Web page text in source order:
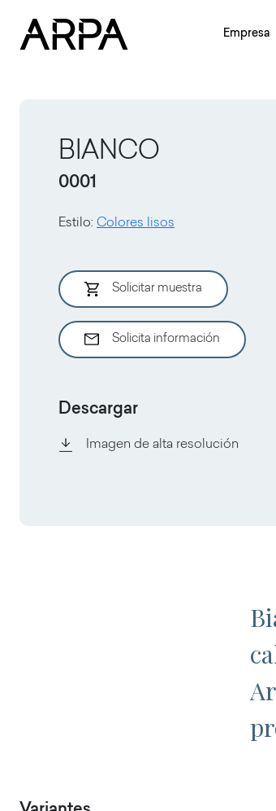
Empresa
BIANCO
0001
Estilo: Colores lisos
Solicitar muestra
Solicita información
Descargar
Imagen de alta resolución